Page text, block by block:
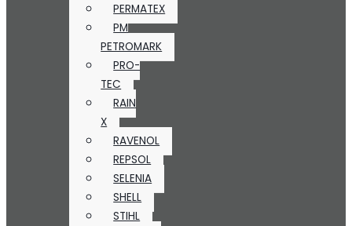
PERMATEX
PM
PETROMARK
PRO-
TEC
RAIN
X
RAVENOL
REPSOL
SELENIA
SHELL
STIHL